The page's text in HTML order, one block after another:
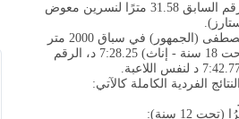
مترًا، الرقم السابق 31.58 مترًا لنسرين معوض
.
- سما مصطفى (الجمهور) في سباق 2000 متر
موانع (تحت 18 سنة - إناث) 7:28.25 د، الرقم
الفردية الكاملة كالآتي: